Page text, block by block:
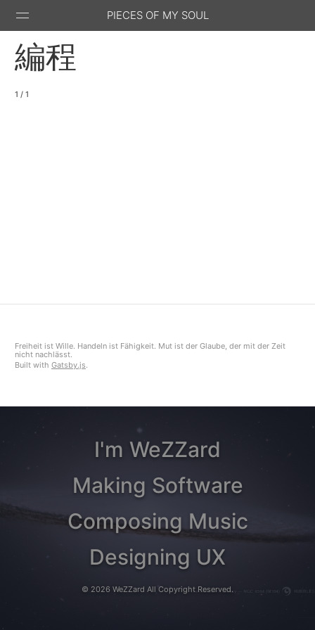
PIECES OF MY SOUL
編程
1 / 1
Freiheit ist Wille. Handeln ist Fähigkeit. Mut ist der Glaube, der mit der Zeit
nicht nachlässt.
Built with Gatsby.js.
I'm WeZZard
Making Software
Composing Music
Designing UX
© 2026 WeZZard All Copyright Reserved.